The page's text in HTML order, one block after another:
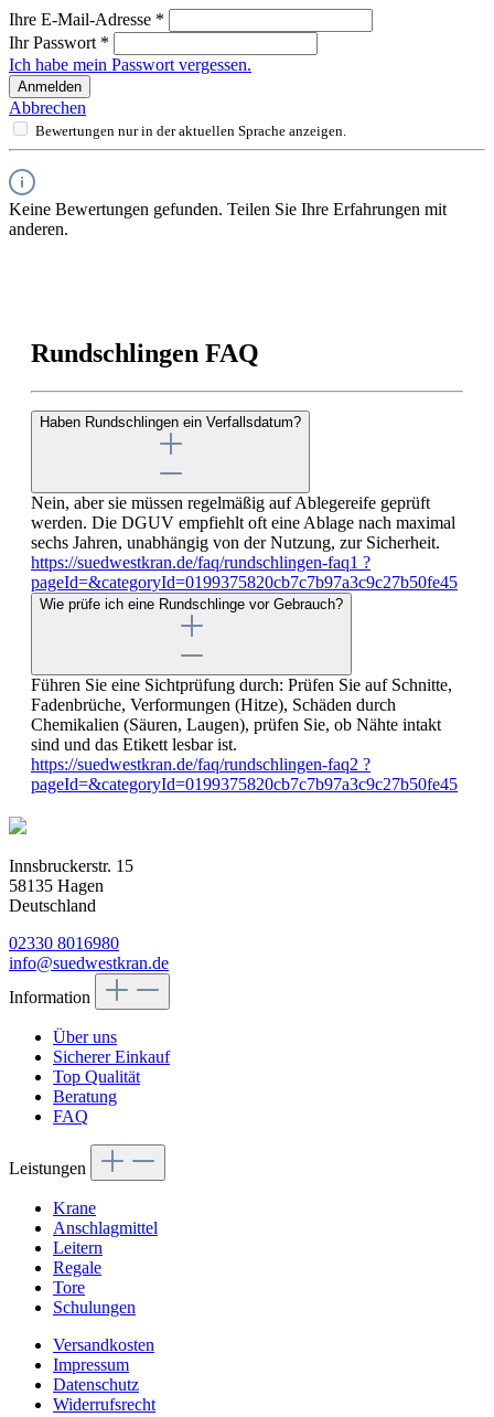
Ihre E-Mail-Adresse *
Ihr Passwort *
Ich habe mein Passwort vergessen.
Anmelden
Abbrechen
Bewertungen nur in der aktuellen Sprache anzeigen.
Keine Bewertungen gefunden. Teilen Sie Ihre Erfahrungen mit
anderen.
Rundschlingen FAQ
Haben Rundschlingen ein Verfallsdatum?
Nein, aber sie müssen regelmäßig auf Ablegereife geprüft
werden. Die DGUV empfiehlt oft eine Ablage nach maximal
sechs Jahren, unabhängig von der Nutzung, zur Sicherheit.
https://suedwestkran.de/faq/rundschlingen-faq1 ?
pageId=&categoryId=0199375820cb7c7b97a3c9c27b50fe45
Wie prüfe ich eine Rundschlinge vor Gebrauch?
Führen Sie eine Sichtprüfung durch: Prüfen Sie auf Schnitte,
Fadenbrüche, Verformungen (Hitze), Schäden durch
Chemikalien (Säuren, Laugen), prüfen Sie, ob Nähte intakt
sind und das Etikett lesbar ist.
https://suedwestkran.de/faq/rundschlingen-faq2 ?
pageId=&categoryId=0199375820cb7c7b97a3c9c27b50fe45
Innsbruckerstr. 15
58135 Hagen
Deutschland
02330 8016980
info@suedwestkran.de
Information
Über uns
Sicherer Einkauf
Top Qualität
Beratung
FAQ
Leistungen
Krane
Anschlagmittel
Leitern
Regale
Tore
Schulungen
Versandkosten
Impressum
Datenschutz
Widerrufsrecht